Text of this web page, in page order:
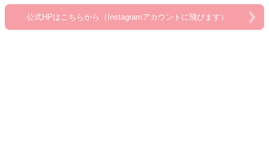
公式HPはこちらから（Instagramアカウントに飛びます）